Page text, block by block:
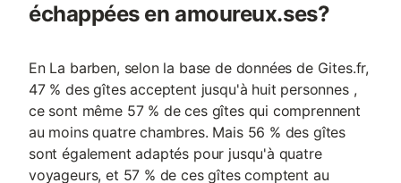
échappées en amoureux.ses?
En La barben, selon la base de données de Gites.fr,
47 % des gîtes acceptent jusqu'à huit personnes ,
ce sont même 57 % de ces gîtes qui comprennent
au moins quatre chambres. Mais 56 % des gîtes
sont également adaptés pour jusqu'à quatre
voyageurs, et 57 % de ces gîtes comptent au